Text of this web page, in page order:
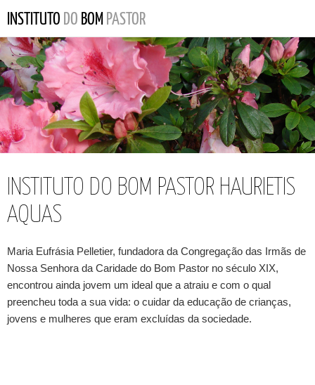
INSTITUTO DO BOM PASTOR HAURIETIS
AQUAS
Maria Eufrásia Pelletier, fundadora da Congregação das Irmãs de
Nossa Senhora da Caridade do Bom Pastor no século XIX,
encontrou ainda jovem um ideal que a atraiu e com o qual
preencheu toda a sua vida: o cuidar da educação de crianças,
jovens e mulheres que eram excluídas da sociedade.